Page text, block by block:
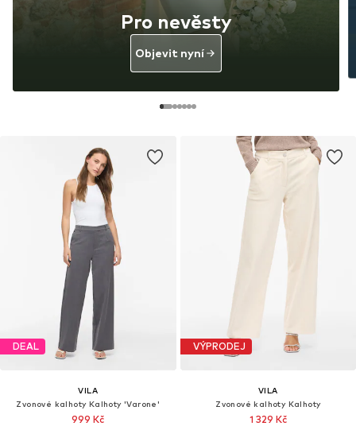
DEAL
VILA
Zvonové kalhoty Kalhoty 'Varone'
999 Kč
VÝPRODEJ
VILA
Zvonové kalhoty Kalhoty
1 329 Kč
Pro nevěsty
Objevit nyní